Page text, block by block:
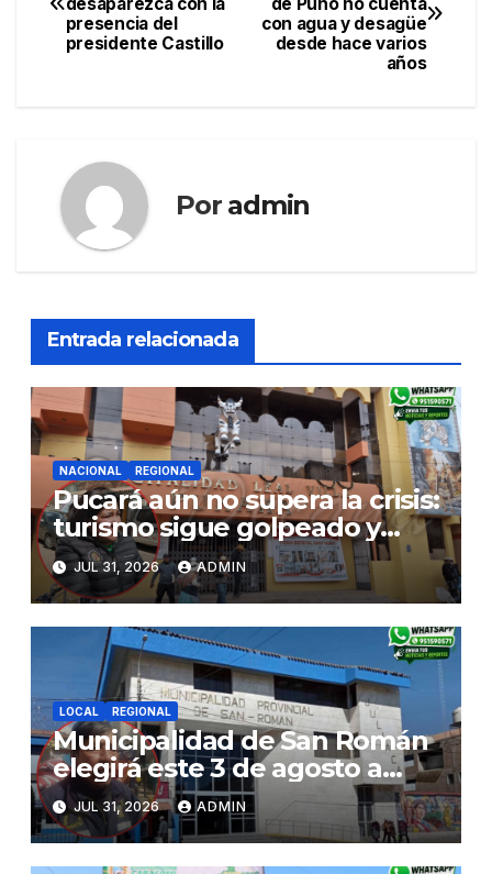
de
entradas
con agua y desagüe
desde hace varios
años
presencia del
presidente Castillo
Por admin
Entrada relacionada
NACIONAL REGIONAL
Pucará aún no supera la crisis:
turismo sigue golpeado y
alcaldesa exige al nuevo
Gobierno fondos para obras
paralizadas
JUL 31, 2026 ADMIN
LOCAL REGIONAL
Municipalidad de San Román
elegirá este 3 de agosto a
representantes del Comité
de Seguridad y Salud en el
Trabajo
JUL 31, 2026 ADMIN